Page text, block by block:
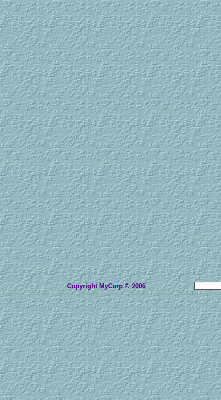
Copyright MyCorp © 2006